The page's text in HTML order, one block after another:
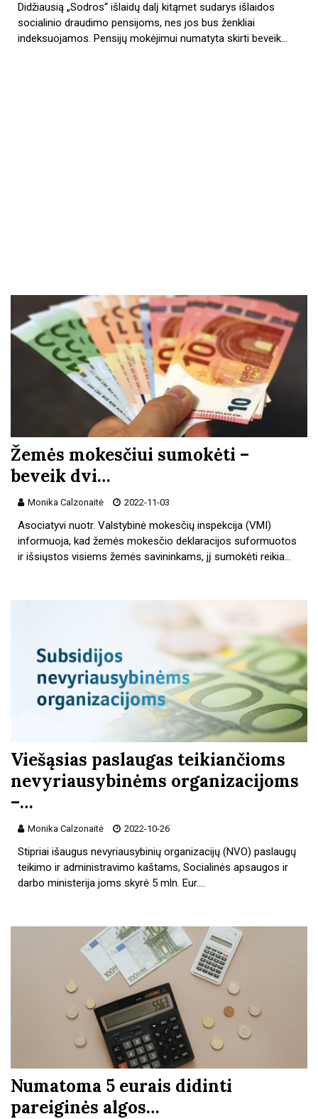
Didžiausią „Sodros“ išlaidų dalį kitąmet sudarys išlaidos
socialinio draudimo pensijoms, nes jos bus ženkliai
indeksuojamos. Pensijų mokėjimui numatyta skirti beveik…
Žemės mokesčiui sumokėti –
beveik dvi…
Monika Calzonaitė 2022-11-03
Asociatyvi nuotr. Valstybinė mokesčių inspekcija (VMI)
informuoja, kad žemės mokesčio deklaracijos suformuotos
ir išsiųstos visiems žemės savininkams, jį sumokėti reikia…
Viešąsias paslaugas teikiančioms
nevyriausybinėms organizacijoms
–…
Monika Calzonaitė 2022-10-26
Stipriai išaugus nevyriausybinių organizacijų (NVO) paslaugų
teikimo ir administravimo kaštams, Socialinės apsaugos ir
darbo ministerija joms skyrė 5 mln. Eur.…
Numatoma 5 eurais didinti
pareiginės algos…